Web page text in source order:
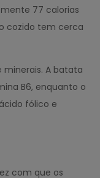
77 calorias
cozido tem cerca
A batata
B6, enquanto o
fólico e
com que os